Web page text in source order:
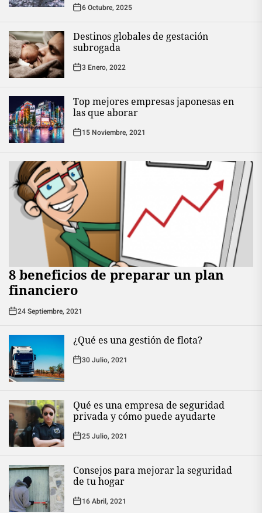
6 Octubre, 2025
Destinos globales de gestación
subrogada
3 Enero, 2022
Top mejores empresas japonesas en
las que aborar
15 Noviembre, 2021
8 beneficios de preparar un plan
financiero
24 Septiembre, 2021
¿Qué es una gestión de flota?
30 Julio, 2021
Qué es una empresa de seguridad
privada y cómo puede ayudarte
25 Julio, 2021
Consejos para mejorar la seguridad
de tu hogar
16 Abril, 2021